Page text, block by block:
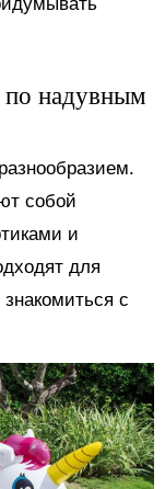
по надувным
собой
и
для
с